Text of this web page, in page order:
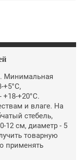
Минимальная
+5°С,
+20°С.
и влаге. На
стебель,
12 см, диаметр - 5
товарную
применять